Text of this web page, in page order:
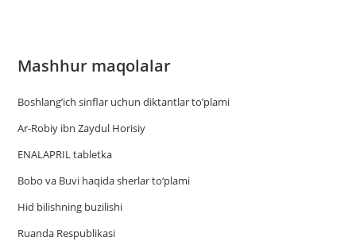
Mashhur maqolalar
Boshlang’ich sinflar uchun diktantlar to’plami
Ar-Robiy ibn Zaydul Horisiy
ENALAPRIL tabletka
Bobo va Buvi haqida sherlar to‘plami
Hid bilishning buzilishi
Ruanda Respublikasi